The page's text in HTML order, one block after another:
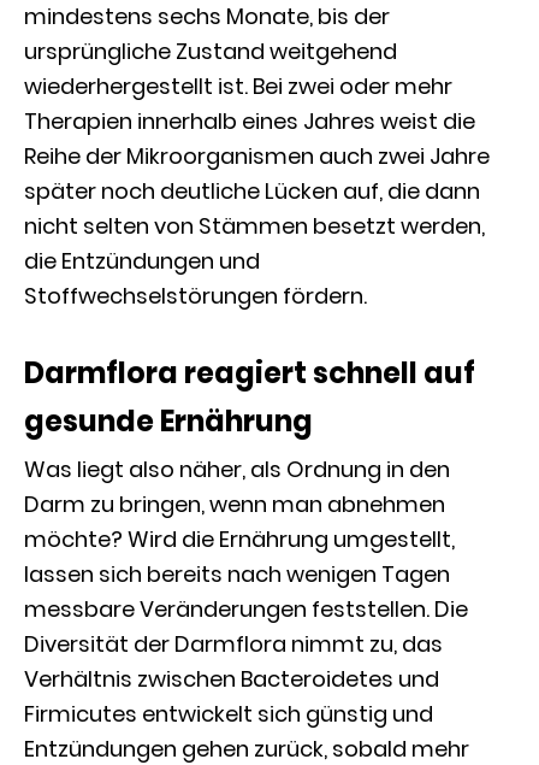
mindestens sechs Monate, bis der
ursprüngliche Zustand weitgehend
wiederhergestellt ist. Bei zwei oder mehr
Therapien innerhalb eines Jahres weist die
Reihe der Mikroorganismen auch zwei Jahre
später noch deutliche Lücken auf, die dann
nicht selten von Stämmen besetzt werden,
die Entzündungen und
Stoffwechselstörungen fördern.
Darmflora reagiert schnell auf
gesunde Ernährung
Was liegt also näher, als Ordnung in den
Darm zu bringen, wenn man abnehmen
möchte? Wird die Ernährung umgestellt,
lassen sich bereits nach wenigen Tagen
messbare Veränderungen feststellen. Die
Diversität der Darmflora nimmt zu, das
Verhältnis zwischen Bacteroidetes und
Firmicutes entwickelt sich günstig und
Entzündungen gehen zurück, sobald mehr